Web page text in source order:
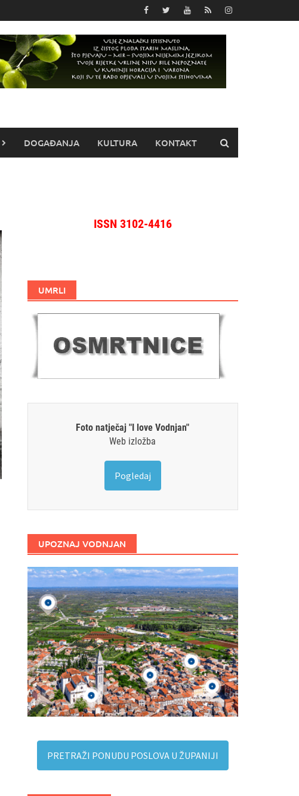
DOGAĐANJA KULTURA KONTAKT
ISSN 3102-4416
UMRLI
Foto natječaj "I love Vodnjan"
Web izložba
Pogledaj
UPOZNAJ VODNJAN
PRETRAŽI PONUDU POSLOVA U ŽUPANIJI